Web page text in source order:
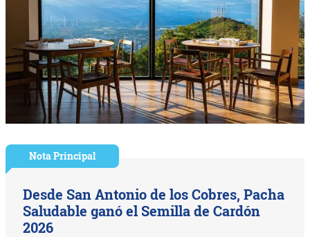
Nota Principal
Desde San Antonio de los Cobres, Pacha
Saludable ganó el Semilla de Cardón
2026